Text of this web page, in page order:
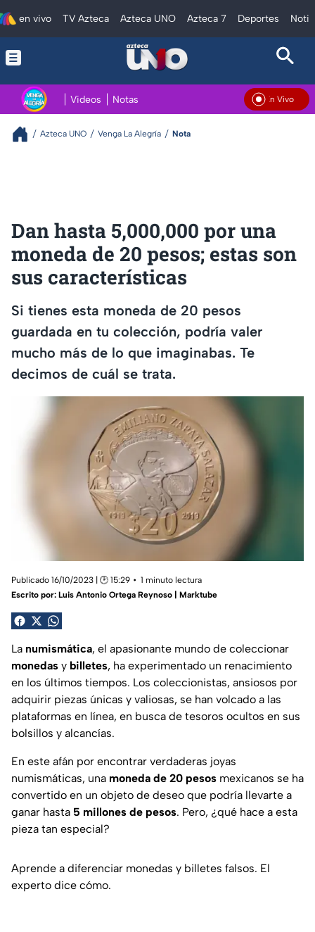
en vivo TV Azteca Azteca UNO Azteca 7 Deportes
Videos Notas En Vivo
Azteca UNO Venga La Alegría Nota
Dan hasta 5,000,000 por una
moneda de 20 pesos; estas son
sus características
Si tienes esta moneda de 20 pesos
guardada en tu colección, podría valer
mucho más de lo que imaginabas. Te
decimos de cuál se trata.
Publicado 16/10/2023 | 🕑 15:29
1 minuto lectura
Escrito por: Luis Antonio Ortega Reynoso | Marktube
La numismática, el apasionante mundo de coleccionar
monedas y billetes, ha experimentado un renacimiento
en los últimos tiempos. Los coleccionistas, ansiosos por
adquirir piezas únicas y valiosas, se han volcado a las
plataformas en línea, en busca de tesoros ocultos en sus
bolsillos y alcancías.
En este afán por encontrar verdaderas joyas
numismáticas, una moneda de 20 pesos mexicanos se ha
convertido en un objeto de deseo que podría llevarte a
ganar hasta 5 millones de pesos. Pero, ¿qué hace a esta
pieza tan especial?
Aprende a diferenciar monedas y billetes falsos. El
experto dice cómo.